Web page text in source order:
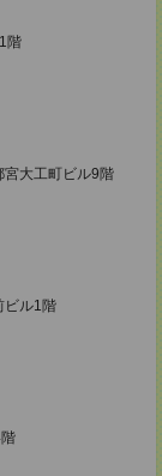
階
大工町ビル9階
ビル1階